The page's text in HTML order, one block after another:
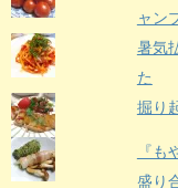
ャン
暑気
た
掘り
『
盛り